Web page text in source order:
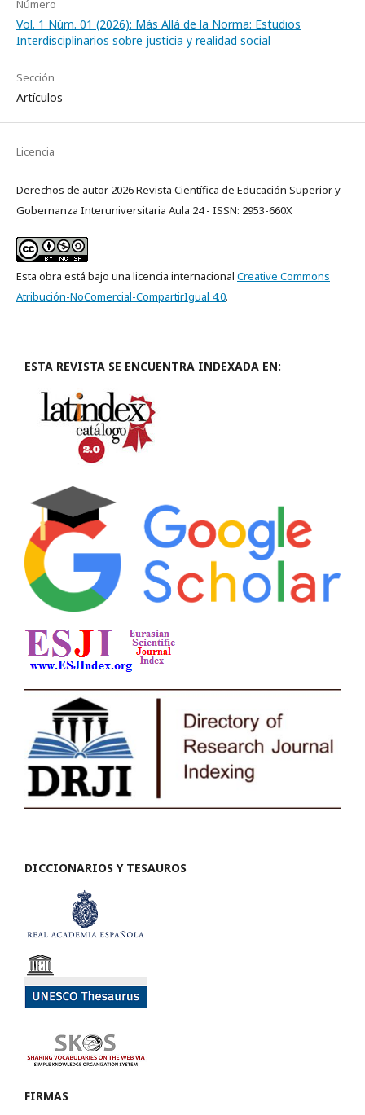
Número
Vol. 1 Núm. 01 (2026): Más Allá de la Norma: Estudios
Interdisciplinarios sobre justicia y realidad social
Sección
Artículos
Licencia
Derechos de autor 2026 Revista Científica de Educación Superior y
Gobernanza Interuniversitaria Aula 24 - ISSN: 2953-660X
Esta obra está bajo una licencia internacional Creative Commons
Atribución-NoComercial-CompartirIgual 4.0.
ESTA REVISTA SE ENCUENTRA INDEXADA EN:
DICCIONARIOS Y TESAUROS
FIRMAS